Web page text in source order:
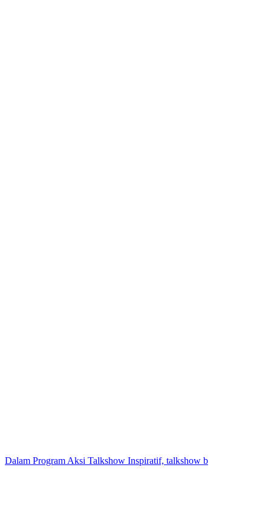
Dalam Program Aksi Talkshow Inspiratif, talkshow b